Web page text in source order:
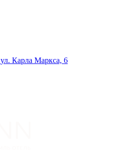
ул. Карла Маркса, 6